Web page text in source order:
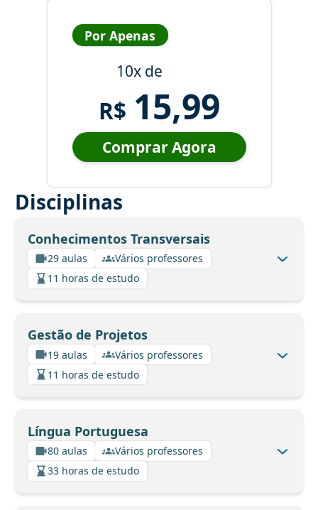
Por Apenas
10x de
R$ 15,99
Comprar Agora
Disciplinas
Conhecimentos Transversais
29 aulas
Vários professores
11 horas de estudo
Gestão de Projetos
19 aulas
Vários professores
11 horas de estudo
Língua Portuguesa
80 aulas
Vários professores
33 horas de estudo